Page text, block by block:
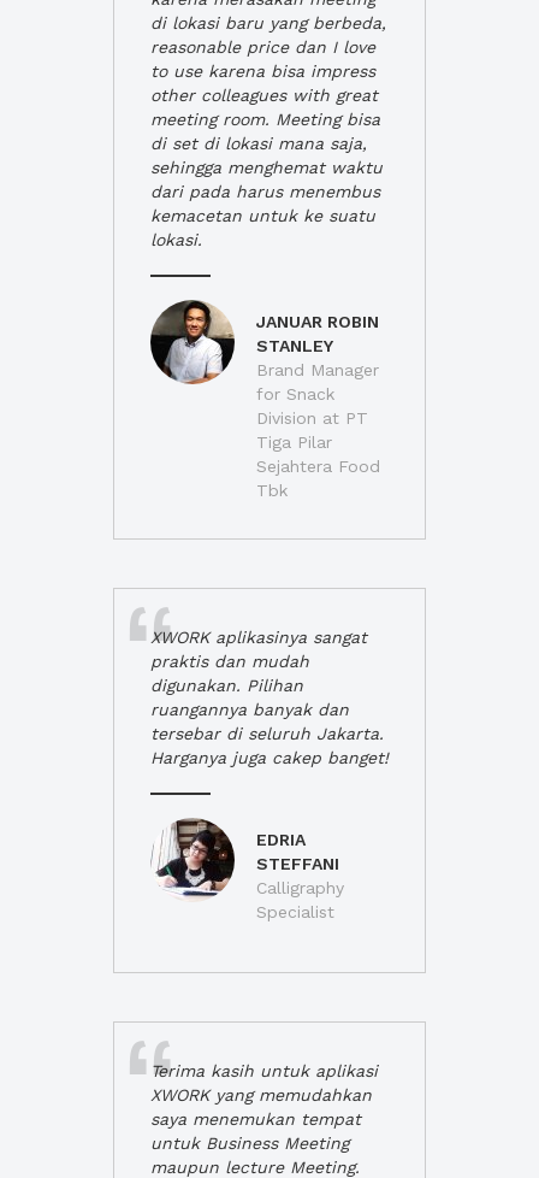
di lokasi baru yang berbeda,
reasonable price dan I love
to use karena bisa impress
other colleagues with great
meeting room. Meeting bisa
di set di lokasi mana saja,
sehingga menghemat waktu
dari pada harus menembus
kemacetan untuk ke suatu
lokasi.
JANUAR ROBIN
STANLEY
Brand Manager
for Snack
Division at PT
Tiga Pilar
Sejahtera Food
Tbk
XWORK aplikasinya sangat
praktis dan mudah
digunakan. Pilihan
ruangannya banyak dan
tersebar di seluruh Jakarta.
Harganya juga cakep banget!
EDRIA
STEFFANI
Calligraphy
Specialist
Terima kasih untuk aplikasi
XWORK yang memudahkan
saya menemukan tempat
untuk Business Meeting
maupun lecture Meeting.